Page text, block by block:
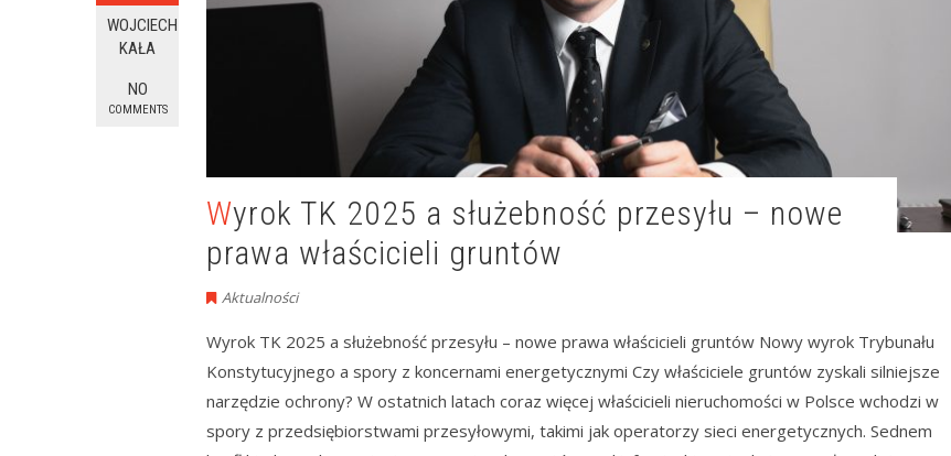
WOJCIECH
KAŁA
NO
COMMENTS
Wyrok TK 2025 a służebność przesyłu – nowe
prawa właścicieli gruntów
Aktualności
Wyrok TK 2025 a służebność przesyłu – nowe prawa właścicieli gruntów Nowy wyrok Trybunału
Konstytucyjnego a spory z koncernami energetycznymi Czy właściciele gruntów zyskali silniejsze
narzędzie ochrony? W ostatnich latach coraz więcej właścicieli nieruchomości w Polsce wchodzi w
spory z przedsiębiorstwami przesyłowymi, takimi jak operatorzy sieci energetycznych. Sednem